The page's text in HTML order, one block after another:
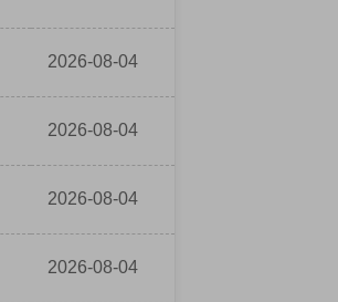
2026-08-04
2026-08-04
2026-08-04
2026-08-04